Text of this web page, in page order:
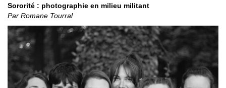
Sororité : photographie en milieu militant
Par Romane Tourral